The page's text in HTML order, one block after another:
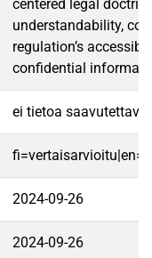
centered legal
understandability,
regulation’s
confidential
ei tietoa
2024-09-26
2024-09-26